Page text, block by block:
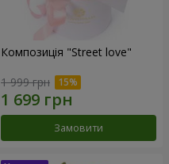
Композиція "Street love"
1 999 грн
Замовити